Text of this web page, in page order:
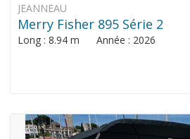
JEANNEAU
Merry Fisher 895 Série 2
Long : 8.94 m Année : 2026